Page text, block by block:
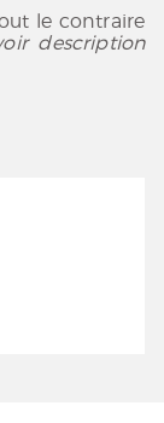
le contraire
description